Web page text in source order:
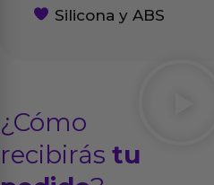
Silicona y ABS
¿Cómo
recibirás tu